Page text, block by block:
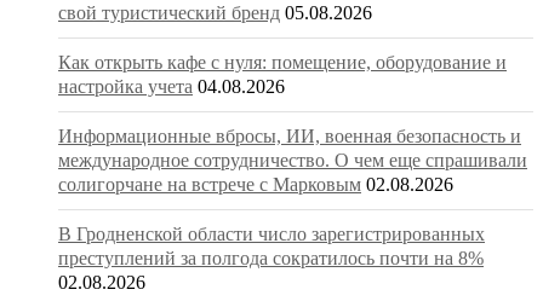
свой туристический бренд 05.08.2026
Как открыть кафе с нуля: помещение, оборудование и
настройка учета 04.08.2026
Информационные вбросы, ИИ, военная безопасность и
международное сотрудничество. О чем еще спрашивали
солигорчане на встрече с Марковым 02.08.2026
В Гродненской области число зарегистрированных
преступлений за полгода сократилось почти на 8%
02.08.2026